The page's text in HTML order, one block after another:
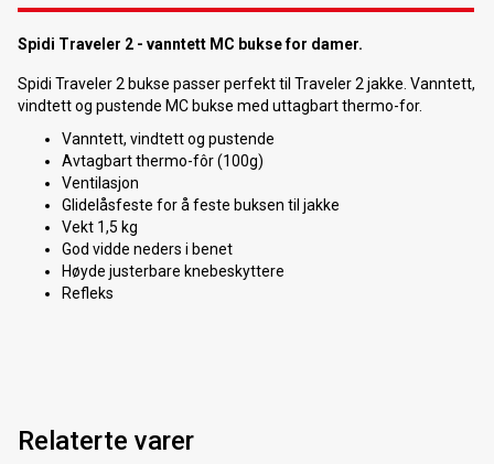
Spidi Traveler 2 - vanntett MC bukse for damer.
Spidi Traveler 2 bukse passer perfekt til Traveler 2 jakke. Vanntett,
vindtett og pustende MC bukse med uttagbart thermo-for.
Vanntett, vindtett og pustende
Avtagbart thermo-fôr (100g)
Ventilasjon
Glidelåsfeste for å feste buksen til jakke
Vekt 1,5 kg
God vidde neders i benet
Høyde justerbare knebeskyttere
Refleks
Relaterte varer